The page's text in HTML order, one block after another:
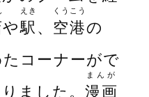
や駅
えき
、 空港
くうこう
の
コーナーがで
ました。漫画
まんが